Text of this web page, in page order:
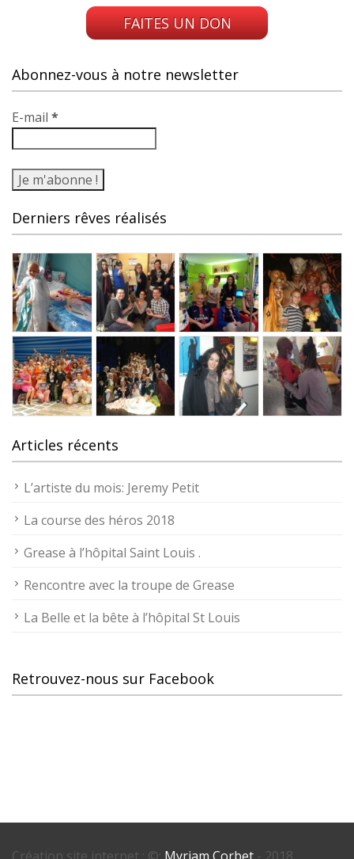
FAITES UN DON
Abonnez-vous à notre newsletter
E-mail *
Derniers rêves réalisés
Articles récents
L’artiste du mois: Jeremy Petit
La course des héros 2018
Grease à l’hôpital Saint Louis .
Rencontre avec la troupe de Grease
La Belle et la bête à l’hôpital St Louis
Retrouvez-nous sur Facebook